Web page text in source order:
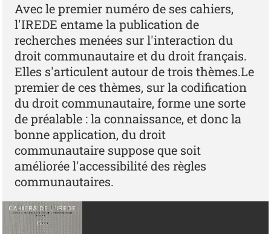
Avec le premier numéro de ses cahiers,
l'IREDE entame la publication de
recherches menées sur l'interaction du
droit communautaire et du droit français.
Elles s'articulent autour de trois thèmes.Le
premier de ces thèmes, sur la codification
du droit communautaire, forme une sorte
de préalable : la connaissance, et donc la
bonne application, du droit
communautaire suppose que soit
améliorée l'accessibilité des règles
communautaires.